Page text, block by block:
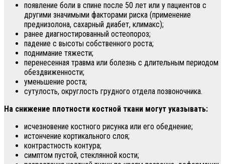
появление боли в спине после 50 лет или у пациентов с
другими значимыми факторами риска (применение
преднизолона, сахарный диабет, климакс);
ранее диагностированный остеопороз;
падение с высоты собственного роста;
поднимание тяжести;
перенесенная травма или болезнь с длительным периодом
обездвиженности;
уменьшение роста;
сутулость, округлость грудного отдела позвоночника.
На снижение плотности костной ткани могут указывать:
исчезновение костного рисунка или его обеднение;
истончение кортикального слоя;
контрастность контура;
симптом пустой, стеклянной кости;